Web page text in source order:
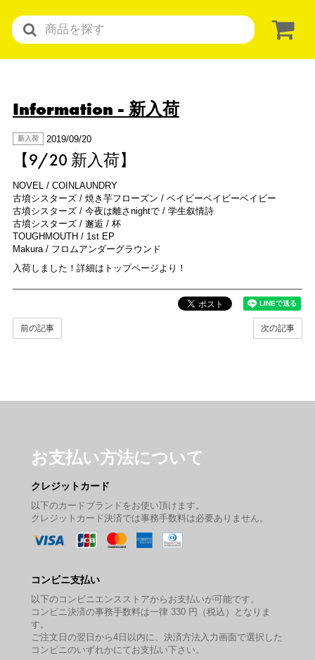
Information - 新入荷
新入荷 2019/09/20
【9/20 新入荷】
NOVEL / COINLAUNDRY
古墳シスターズ / 焼き芋フローズン / ベイビーベイビーベイビー
古墳シスターズ / 今夜は離さnightで / 学生叙情詩
古墳シスターズ / 邂逅 / 杯
TOUGHMOUTH / 1st EP
Makura / フロムアンダーグラウンド
入荷しました！詳細はトップページより！
次の記事
前の記事
お支払い方法について
クレジットカード
以下のカードブランドをお使い頂けます。
クレジットカード決済では事務手数料は必要ありません。
コンビニ支払い
以下のコンビニエンスストアからお支払いが可能です。
コンビニ決済の事務手数料は一律 330 円（税込）となりま
す。
ご注文日の翌日から4日以内に、決済方法入力画面で選択した
コンビニのいずれかにてお支払い下さい。